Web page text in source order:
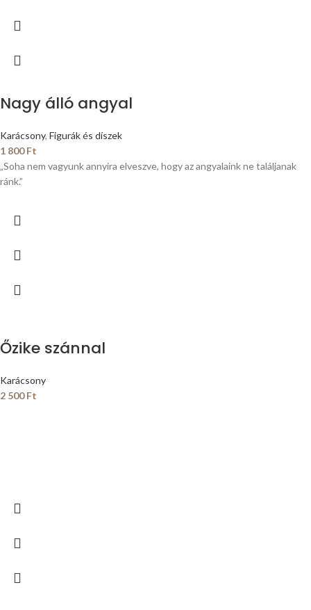
Nagy álló angyal
Karácsony, Figurák és díszek
1 800Ft
„Soha nem vagyunk annyira elveszve, hogy az angyalaink ne találjanak
ránk.”
Őzike szánnal
Karácsony
2 500Ft